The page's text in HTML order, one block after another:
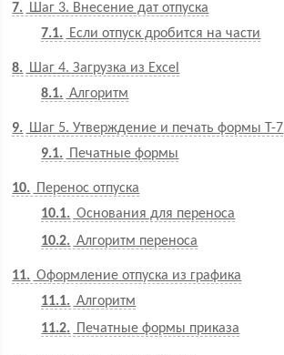
7
Шаг 3. Внесение дат отпуска
7.1
Если отпуск дробится на части
8
Шаг 4. Загрузка из Excel
8.1
Алгоритм
9
Шаг 5. Утверждение и печать формы Т-7
9.1
Печатные формы
10
Перенос отпуска
10.1
Основания для переноса
10.2
Алгоритм переноса
11
Оформление отпуска из графика
11.1
Алгоритм
11.2
Печатные формы приказа